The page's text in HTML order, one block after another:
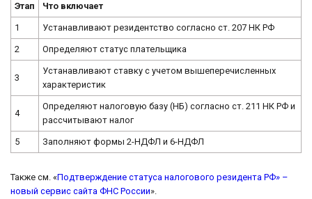
Этап Что включает
1 Устанавливают резидентство согласно ст. 207 НК РФ
2 Определяют статус плательщика
3
Устанавливают ставку с учетом вышеперечисленных
характеристик
4
Определяют налоговую базу (НБ) согласно ст. 211 НК РФ и
рассчитывают налог
5 Заполняют формы 2-НДФЛ и 6-НДФЛ
Также см. «Подтверждение статуса налогового резидента РФ» –
новый сервис сайта ФНС России».